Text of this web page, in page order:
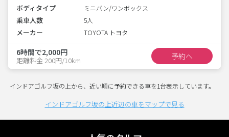
ボディタイプ ミニバン/ワンボックス
乗車人数 5人
メーカー TOYOTA トヨタ
6時間で2,000円
距離料金 200円/10km 予約へ
インドアゴルフ坂の上から、近い順に予約できる車を1台表示しています。
インドアゴルフ坂の上近辺の車をマップで見る